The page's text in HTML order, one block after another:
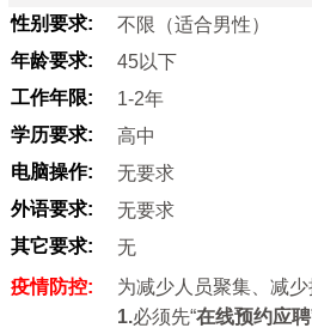
性别要求:
不限（适合男性）
年龄要求:
45以下
工作年限:
1-2年
学历要求:
高中
电脑操作:
无要求
外语要求:
无要求
其它要求:
无
疫情防控:
为减少人员聚集、减少
1.必须先“在线预约应聘